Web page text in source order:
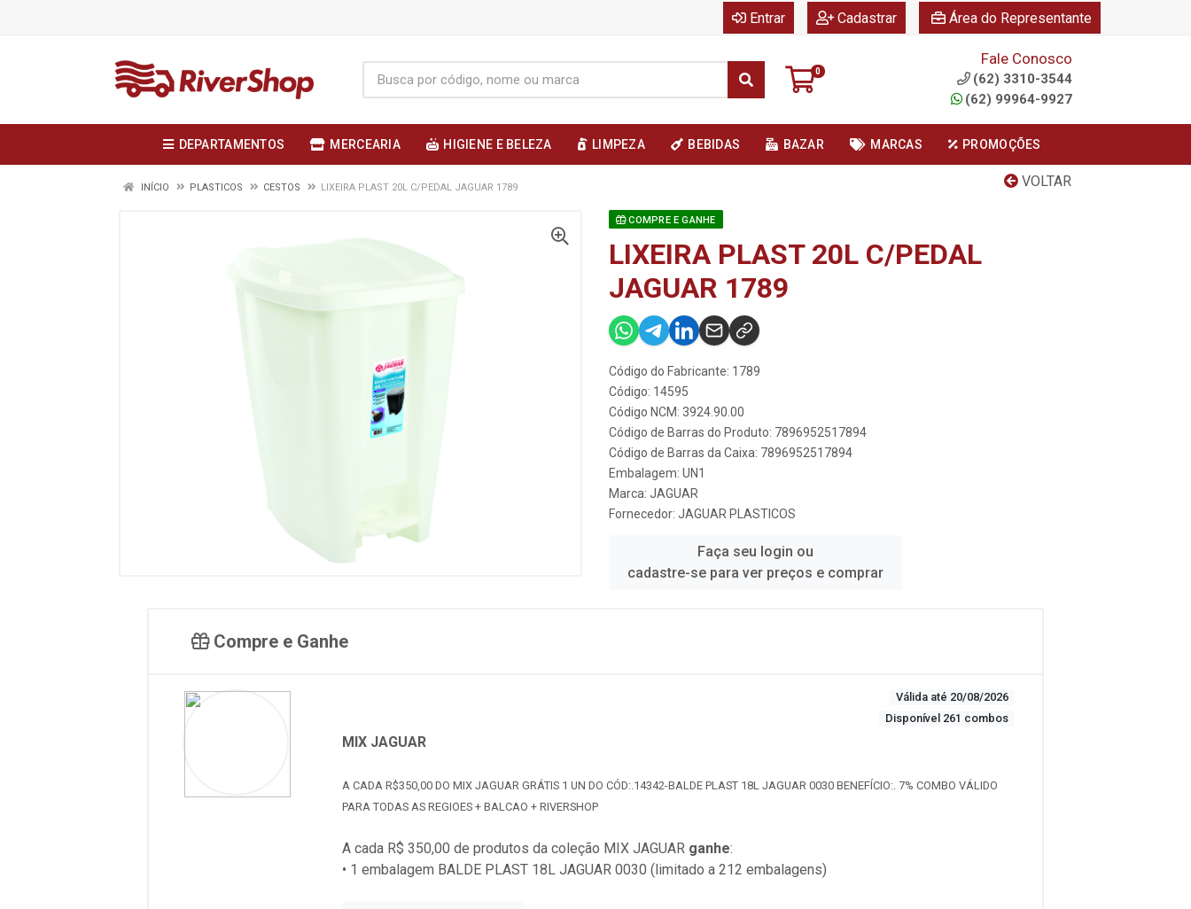
Entrar Cadastrar Área do Representante
0
Fale Conosco
(62) 3310-3544
(62) 99964-9927
DEPARTAMENTOS MERCEARIA HIGIENE E BELEZA LIMPEZA BEBIDAS BAZAR MARCAS PROMOÇÕES
VOLTAR
INÍCIO PLASTICOS CESTOS LIXEIRA PLAST 20L C/PEDAL JAGUAR 1789
COMPRE E GANHE
LIXEIRA PLAST 20L C/PEDAL
JAGUAR 1789
Código do Fabricante: 1789
Código: 14595
Código NCM: 3924.90.00
Código de Barras do Produto: 7896952517894
Código de Barras da Caixa: 7896952517894
Embalagem: UN1
Marca: JAGUAR
Fornecedor: JAGUAR PLASTICOS
Faça seu login ou
cadastre-se para ver preços e comprar
Compre e Ganhe
Válida até 20/08/2026
Disponível 261 combos
MIX JAGUAR
A CADA R$350,00 DO MIX JAGUAR GRÁTIS 1 UN DO CÓD:.14342-BALDE PLAST 18L JAGUAR 0030 BENEFÍCIO:. 7% COMBO VÁLIDO
PARA TODAS AS REGIOES + BALCAO + RIVERSHOP
A cada R$ 350,00 de produtos da coleção MIX JAGUAR ganhe:
• 1 embalagem BALDE PLAST 18L JAGUAR 0030 (limitado a 212 embalagens)